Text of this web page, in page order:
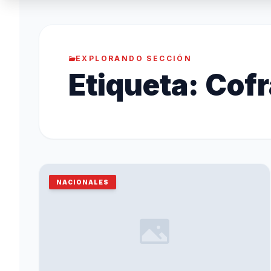
EXPLORANDO SECCIÓN
Etiqueta:
NACIONALES